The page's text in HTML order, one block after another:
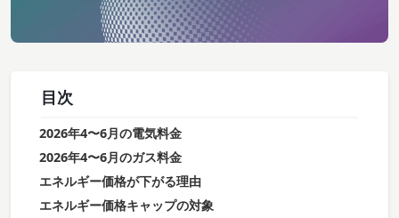
目次
2026年4〜6月の電気料金
2026年4〜6月のガス料金
エネルギー価格が下がる理由
エネルギー価格キャップの対象